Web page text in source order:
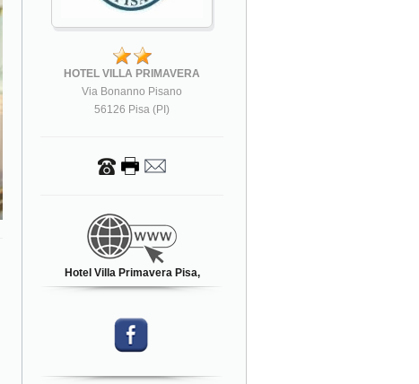
HOTEL VILLA PRIMAVERA
Via Bonanno Pisano
56126 Pisa (PI)
Hotel Villa Primavera Pisa,